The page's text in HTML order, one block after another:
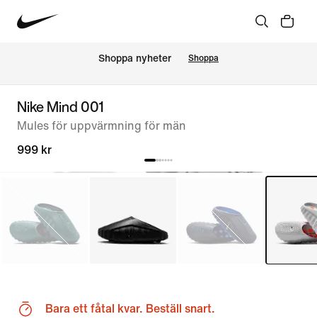
Shoppa nyheter Shoppa
Nike Mind 001
Mules för uppvärmning för män
999 kr
Bara ett fåtal kvar. Beställ snart.